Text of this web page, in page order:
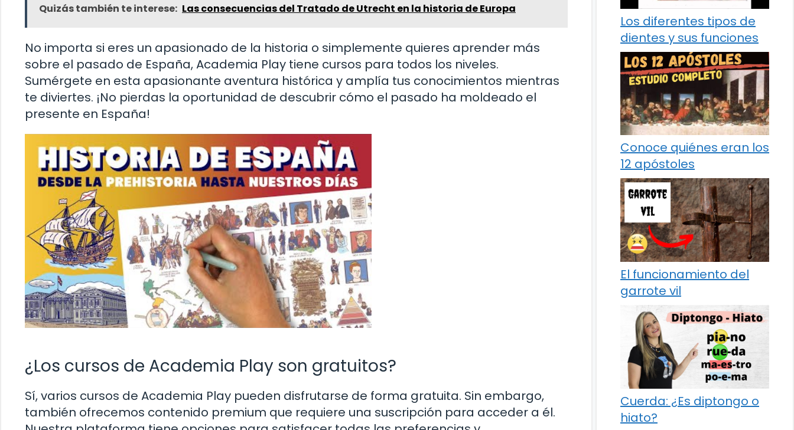
Quizás también te interese: Las consecuencias del Tratado de Utrecht en la historia de Europa
No importa si eres un apasionado de la historia o simplemente quieres aprender más
sobre el pasado de España, Academia Play tiene cursos para todos los niveles.
Sumérgete en esta apasionante aventura histórica y amplía tus conocimientos mientras
te diviertes. ¡No pierdas la oportunidad de descubrir cómo el pasado ha moldeado el
presente en España!
¿Los cursos de Academia Play son gratuitos?
Sí, varios cursos de Academia Play pueden disfrutarse de forma gratuita. Sin embargo,
también ofrecemos contenido premium que requiere una suscripción para acceder a él.
Los diferentes tipos de
dientes y sus funciones
Conoce quiénes eran los
12 apóstoles
El funcionamiento del
garrote vil
Cuerda: ¿Es diptongo o
hiato?